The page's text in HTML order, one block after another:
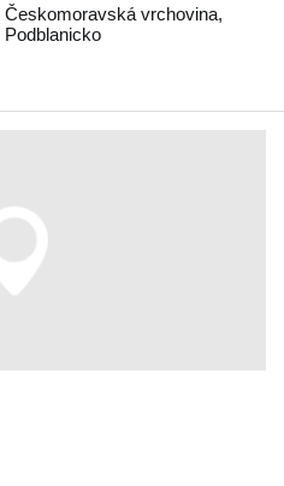
Českomoravská vrchovina,
Podblanicko